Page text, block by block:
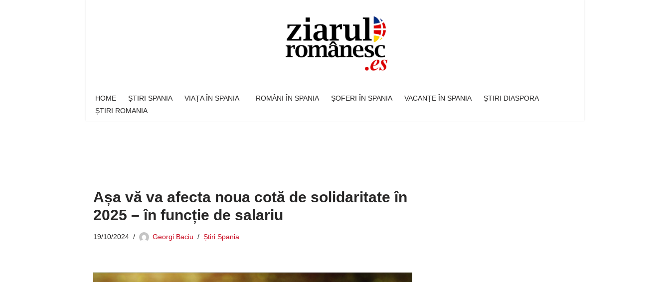
HOME ȘTIRI SPANIA VIAȚA ÎN SPANIA ROMÂNI ÎN SPANIA ȘOFERI ÎN SPANIA VACANȚE ÎN SPANIA
ȘTIRI DIASPORA
ȘTIRI ROMANIA
Așa vă va afecta noua cotă de solidaritate în
2025 – în funcție de salariu
19/10/2024 Georgi Baciu Știri Spania